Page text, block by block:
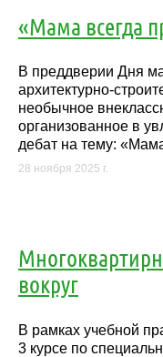
«Мама всегда
В преддверии Дня
архитектурно-
необычное
организованное в
дебат на тему:
28 ноября 2025 г.
вокруг
В рамках учебной
3 курсе по